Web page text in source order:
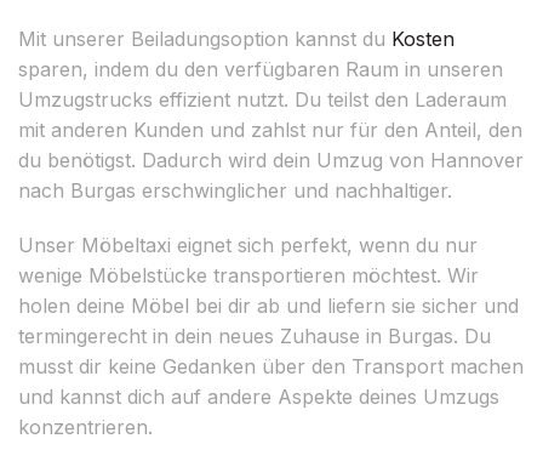
Mit unserer Beiladungsoption kannst du Kosten
sparen, indem du den verfügbaren Raum in unseren
Umzugstrucks effizient nutzt. Du teilst den Laderaum
mit anderen Kunden und zahlst nur für den Anteil, den
du benötigst. Dadurch wird dein Umzug von Hannover
nach Burgas erschwinglicher und nachhaltiger.
Unser Möbeltaxi eignet sich perfekt, wenn du nur
wenige Möbelstücke transportieren möchtest. Wir
holen deine Möbel bei dir ab und liefern sie sicher und
termingerecht in dein neues Zuhause in Burgas. Du
musst dir keine Gedanken über den Transport machen
und kannst dich auf andere Aspekte deines Umzugs
konzentrieren.